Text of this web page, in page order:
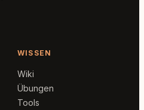
WISSEN
Wiki
Übungen
Tools